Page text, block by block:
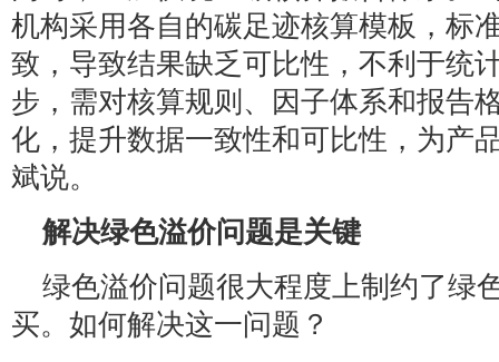
机构采用各自的碳足迹核算模板，标
致，导致结果缺乏可比性，不利于统
步，需对核算规则、因子体系和报告
化，提升数据一致性和可比性，为产
斌说。
解决绿色溢价问题是关键
绿色溢价问题很大程度上制约了绿
买。如何解决这一问题？